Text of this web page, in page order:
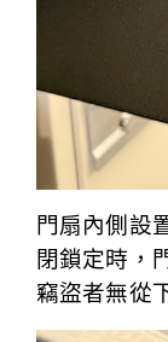
門扇內側設
閉鎖定時，
竊盜者無從